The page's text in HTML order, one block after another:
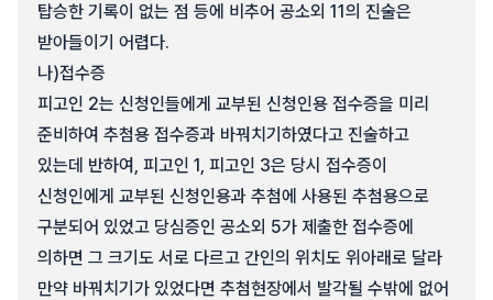
탑승한 기록이 없는 점 등에 비추어 공소외 11의 진술은
받아들이기 어렵다.
나)접수증
피고인 2는 신청인들에게 교부된 신청인용 접수증을 미리
준비하여 추첨용 접수증과 바꿔치기하였다고 진술하고
있는데 반하여, 피고인 1, 피고인 3은 당시 접수증이
신청인에게 교부된 신청인용과 추첨에 사용된 추첨용으로
구분되어 있었고 당심증인 공소외 5가 제출한 접수증에
의하면 그 크기도 서로 다르고 간인의 위치도 위아래로 달라
만약 바꿔치기가 있었다면 추첨현장에서 발각될 수밖에 없어